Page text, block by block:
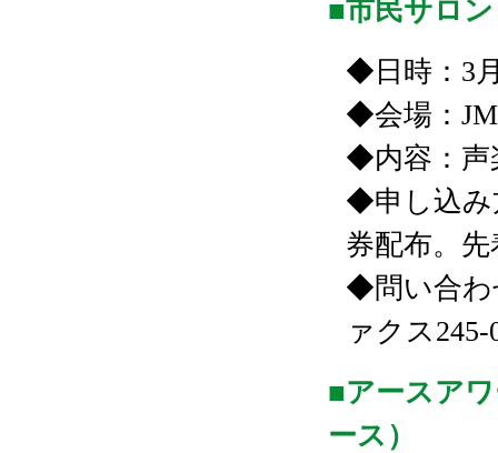
■市民サロ
◆日時：3
◆会場：
◆内容：声
◆申し込み
券配布。先
◆問い合わ
ァクス245-
■アースア
ース）